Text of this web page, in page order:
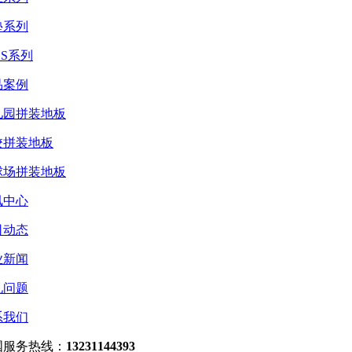
列
系列
例
园拼装地板
拼装地板
场拼装地板
中心
动态
闻
问题
我们
务热线： 13231144393